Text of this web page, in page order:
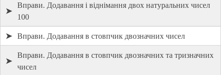
➤
Вправи. Додавання і віднімання двох натуральних чисел
100
➤ Вправи. Додавання в стовпчик двозначних чисел
➤
Вправи. Додавання в стовпчик двозначних та тризначних
чисел